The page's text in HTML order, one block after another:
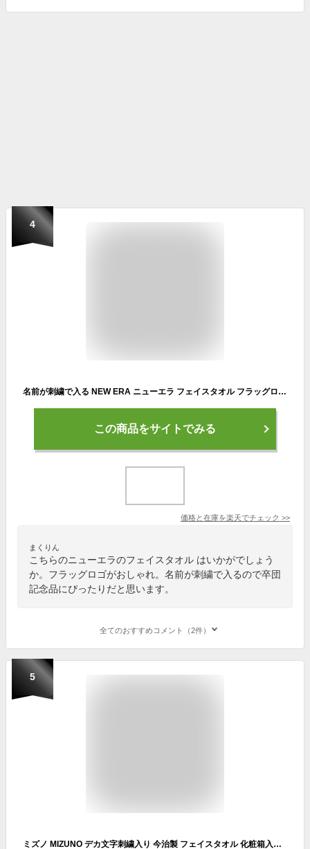
4
名前が刺繍で入る NEW ERA ニューエラ フェイスタオル フラッグロゴ 34×80cm 厚さ約5ミリ 名入れ 野球 サッカー バスケットボール バスケ 卒業記念品 卒園記念品 卒団記念品 卒部記念品 プレゼント 卒業記念 卒団 卒園 卒部 SI-1285478
この商品をサイトでみる
価格と在庫を楽天でチェック >>
まくりん
こちらのニューエラのフェイスタオル はいかがでしょう
か。フラッグロゴがおしゃれ。名前が刺繍で入るので卒団
記念品にぴったりだと思います。
全てのおすすめコメント（2件）
5
ミズノ MIZUNO デカ文字刺繍入り 今治製 フェイスタオル 化粧箱入り ネーム刺繍代金込み 80cm×34cm 32JYB102 スポーツタオル 国産 綿100％ 野球 ソフトボール ネーム加工 ネーム入り 卒業記念品 卒団記念品 父の日 プレゼントに ギフト 実用的 加工可能(N)